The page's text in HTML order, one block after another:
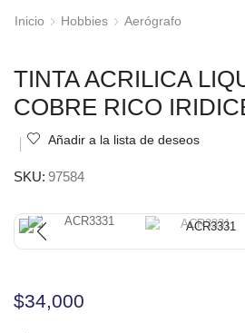
Inicio Hobbies Aerógrafo
TINTA ACRILICA
COBRE RICO
Añadir a la lista de deseos
SKU: 97584
$34,000